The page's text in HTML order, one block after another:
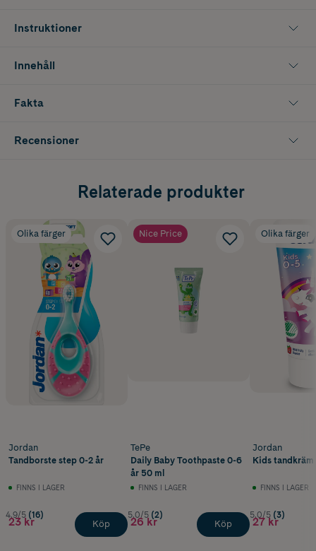
Instruktioner
Innehåll
Fakta
Recensioner
Relaterade produkter
Olika färger
Jordan
Tandborste step 0-2 år
FINNS I LAGER
4.9/5 (16)
23 kr Köp
Nice Price
TePe
Daily Baby Toothpaste 0-6
år 50 ml
FINNS I LAGER
5.0/5 (2)
26 kr Köp
Olika färger
Jordan
Kids
FINNS I LAGER
5.0/5 (3)
27 kr